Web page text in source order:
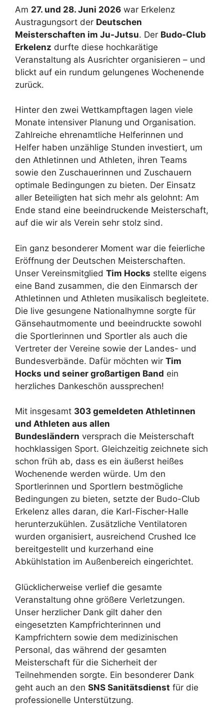
Am 27. und 28. Juni 2026 war Erkelenz
Austragungsort der Deutschen
Meisterschaften im Ju-Jutsu. Der Budo-Club
Erkelenz durfte diese hochkarätige
Veranstaltung als Ausrichter organisieren – und
blickt auf ein rundum gelungenes Wochenende
zurück.
Hinter den zwei Wettkampftagen lagen viele
Monate intensiver Planung und Organisation.
Zahlreiche ehrenamtliche Helferinnen und
Helfer haben unzählige Stunden investiert, um
den Athletinnen und Athleten, ihren Teams
sowie den Zuschauerinnen und Zuschauern
optimale Bedingungen zu bieten. Der Einsatz
aller Beteiligten hat sich mehr als gelohnt: Am
Ende stand eine beeindruckende Meisterschaft,
auf die wir als Verein sehr stolz sind.
Ein ganz besonderer Moment war die feierliche
Eröffnung der Deutschen Meisterschaften.
Unser Vereinsmitglied Tim Hocks stellte eigens
eine Band zusammen, die den Einmarsch der
Athletinnen und Athleten musikalisch begleitete.
Die live gesungene Nationalhymne sorgte für
Gänsehautmomente und beeindruckte sowohl
die Sportlerinnen und Sportler als auch die
Vertreter der Vereine sowie der Landes- und
Bundesverbände. Dafür möchten wir Tim
Hocks und seiner großartigen Band ein
herzliches Dankeschön aussprechen!
Mit insgesamt 303 gemeldeten Athletinnen
und Athleten aus allen
Bundesländern versprach die Meisterschaft
hochklassigen Sport. Gleichzeitig zeichnete sich
schon früh ab, dass es ein äußerst heißes
Wochenende werden würde. Um den
Sportlerinnen und Sportlern bestmögliche
Bedingungen zu bieten, setzte der Budo-Club
Erkelenz alles daran, die Karl-Fischer-Halle
herunterzukühlen. Zusätzliche Ventilatoren
wurden organisiert, ausreichend Crushed Ice
bereitgestellt und kurzerhand eine
Abkühlstation im Außenbereich eingerichtet.
Glücklicherweise verlief die gesamte
Veranstaltung ohne größere Verletzungen.
Unser herzlicher Dank gilt daher den
eingesetzten Kampfrichterinnen und
Kampfrichtern sowie dem medizinischen
Personal, das während der gesamten
Meisterschaft für die Sicherheit der
Teilnehmenden sorgte. Ein besonderer Dank
geht auch an den SNS Sanitätsdienst für die
professionelle Unterstützung.